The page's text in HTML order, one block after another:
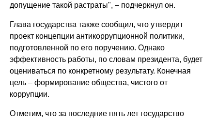
допущение такой растраты", – подчеркнул он.
Глава государства также сообщил, что утвердит
проект концепции антикоррупционной политики,
подготовленной по его поручению. Однако
эффективность работы, по словам президента, будет
оцениваться по конкретному результату. Конечная
цель – формирование общества, чистого от
коррупции.
Отметим, что за последние пять лет государство